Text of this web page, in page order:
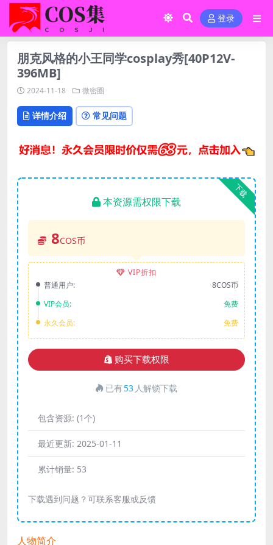
登录
朋克风格的小王同学cosplay秀[40P12V-
396MB]
2024-11-18 微密圈
详情介绍 常见问题
下载
本资源需权限下载
8COS币
VIP折扣
普通用户:
8COS币
VIP会员:
免费
永久会员:
免费
购买下载权限
已有53 人解锁下载
包含资源: (1个)
最近更新: 2025-01-11
累计销量: 53
下载遇到问题？可联系客服或反馈
人物简介